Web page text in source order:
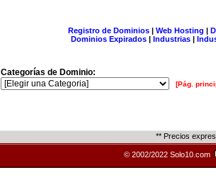
Registro de Dominios| Web Hosting |
Dominios Expirados | Industrias |
Categorías de Dominio:
[Pág.
** Precios
© 2002/2022 Solo10.com